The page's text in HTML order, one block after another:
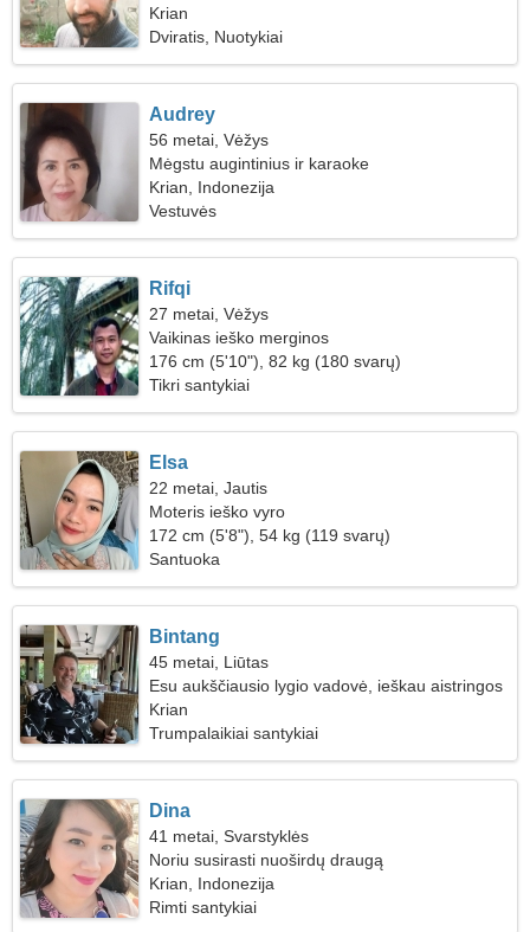
Krian
Dviratis, Nuotykiai
Audrey
56 metai, Vėžys
Mėgstu augintinius ir karaoke
Krian, Indonezija
Vestuvės
Rifqi
27 metai, Vėžys
Vaikinas ieško merginos
176 cm (5'10"), 82 kg (180 svarų)
Tikri santykiai
Elsa
22 metai, Jautis
Moteris ieško vyro
172 cm (5'8"), 54 kg (119 svarų)
Santuoka
Bintang
45 metai, Liūtas
Esu aukščiausio lygio vadovė, ieškau aistringos
moters
Krian
Trumpalaikiai santykiai
Dina
41 metai, Svarstyklės
Noriu susirasti nuoširdų draugą
Krian, Indonezija
Rimti santykiai